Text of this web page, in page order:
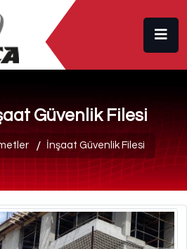
Güvenlik Filesi
İnşaat Güvenlik Filesi